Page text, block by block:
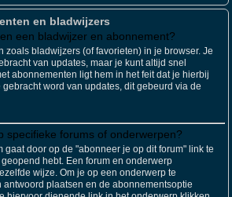
en bladwijzers
een bladwijzer en abonnement?
zoals bladwijzers (of favorieten) in je browser. Je
van updates, maar je kunt altijd snel
abonnementen ligt hem in het feit dat je hierbij
word van updates, dit gebeurd via de
specifieke forums of onderwerpen?
gaat door op de "abonneer je op dit forum" link te
hebt. Een forum en onderwerp
wijze. Om je op een onderwerp te
plaatsen en de abonnementsoptie